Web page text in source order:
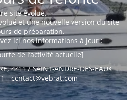
site évolue.
et une nouvelle version du site
de préparation.
ici nos informations à jour :
de l’activité actuelle]
44117 SAINT-ANDRE-DES-EAUX
- contact@vebrat.com